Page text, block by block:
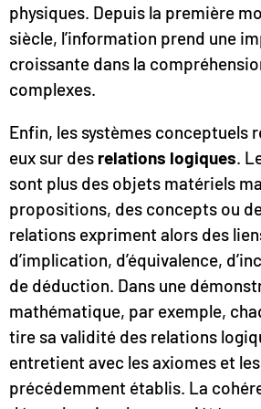
physiques. Depuis la première
siècle, l’information prend une
croissante dans la
complexes.
Enfin, les systèmes conceptuels
eux sur des relations logiques.
sont plus des objets matériels
propositions, des concepts ou
relations expriment alors des
d’implication, d’équivalence,
de déduction. Dans une
mathématique, par exemple,
tire sa validité des relations
entretient avec les axiomes et
précédemment établis. La